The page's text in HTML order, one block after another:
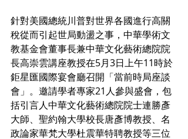
針對美國總統川普對世界各國進行高關
稅從而引起世局動盪之事，中華學術文
教基金會董事長兼中華文化藝術總院院
長高崇雲講座教授在5月3日上午11時於
鉅星匯國際宴會廳召開「當前時局座談
會」。邀請學者專家21人參與盛會，包
括引言人中華文化藝術總院院士連勝彥
大師、聖約翰大學校長唐彥博教授、名
政論家華梵大學杜震華特聘教授等三位